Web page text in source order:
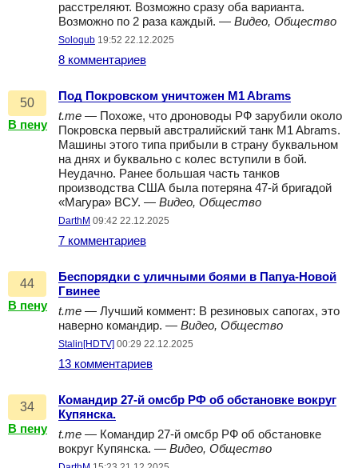
расстреляют. Возможно сразу оба варианта.
Возможно по 2 раза каждый. — Видео, Общество
Soloqub 19:52 22.12.2025
8 комментариев
50
В пену
Под Покровском уничтожен M1 Abrams
t.me — Похоже, что дроноводы РФ зарубили около
Покровска первый австралийский танк M1 Abrams.
Машины этого типа прибыли в страну буквальном
на днях и буквально с колес вступили в бой.
Неудачно. Ранее большая часть танков
производства США была потеряна 47-й бригадой
«Магура» ВСУ. — Видео, Общество
DarthM 09:42 22.12.2025
7 комментариев
44
В пену
Беспорядки с уличными боями в Папуа-Новой
Гвинее
t.me — Лучший коммент: В резиновых сапогах, это
наверно командир. — Видео, Общество
Stalin[HDTV] 00:29 22.12.2025
13 комментариев
34
В пену
Командир 27-й омсбр РФ об обстановке вокруг
Купянска.
t.me — Командир 27-й омсбр РФ об обстановке
вокруг Купянска. — Видео, Общество